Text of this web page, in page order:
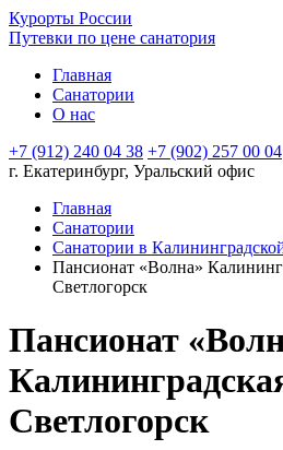
Курорты России
Путевки по цене санатория
Главная
Санатории
О нас
+7 (912) 240 04 38 +7 (902) 257 00 04
г. Екатеринбург, Уральский офис
Главная
Санатории
Санатории в
Пансионат «Волна»
Светлогорск
Пансионат
Светлогорск